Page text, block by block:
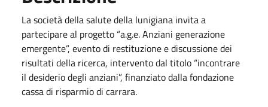
La società della salute della lunigiana invita a
partecipare al progetto “a.g.e. Anziani generazione
emergente”, evento di restituzione e discussione dei
risultati della ricerca, intervento dal titolo “incontrare
il desiderio degli anziani”, finanziato dalla fondazione
cassa di risparmio di carrara.